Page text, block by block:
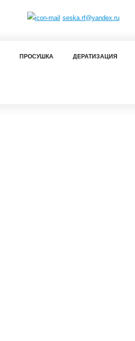
seska.rf@yandex.ru
ПРОСУШКА ДЕРАТИЗАЦИЯ